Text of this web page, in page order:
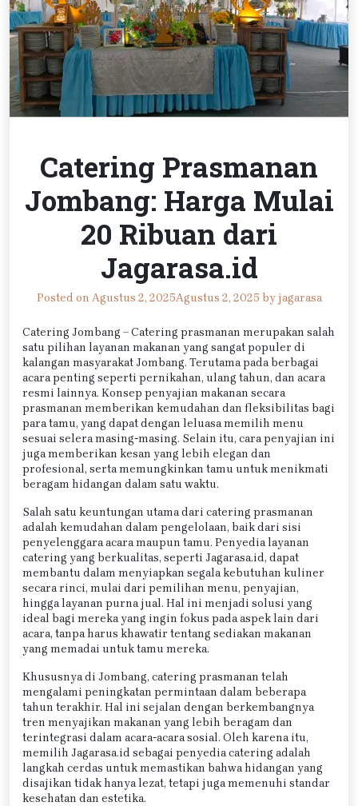
Catering Prasmanan
Jombang: Harga Mulai
20 Ribuan dari
Jagarasa.id
Posted on Agustus 2, 2025Agustus 2, 2025 by jagarasa
Catering Jombang – Catering prasmanan merupakan salah
satu pilihan layanan makanan yang sangat populer di
kalangan masyarakat Jombang. Terutama pada berbagai
acara penting seperti pernikahan, ulang tahun, dan acara
resmi lainnya. Konsep penyajian makanan secara
prasmanan memberikan kemudahan dan fleksibilitas bagi
para tamu, yang dapat dengan leluasa memilih menu
sesuai selera masing-masing. Selain itu, cara penyajian ini
juga memberikan kesan yang lebih elegan dan
profesional, serta memungkinkan tamu untuk menikmati
beragam hidangan dalam satu waktu.
Salah satu keuntungan utama dari catering prasmanan
adalah kemudahan dalam pengelolaan, baik dari sisi
penyelenggara acara maupun tamu. Penyedia layanan
catering yang berkualitas, seperti Jagarasa.id, dapat
membantu dalam menyiapkan segala kebutuhan kuliner
secara rinci, mulai dari pemilihan menu, penyajian,
hingga layanan purna jual. Hal ini menjadi solusi yang
ideal bagi mereka yang ingin fokus pada aspek lain dari
acara, tanpa harus khawatir tentang sediakan makanan
yang memadai untuk tamu mereka.
Khususnya di Jombang, catering prasmanan telah
mengalami peningkatan permintaan dalam beberapa
tahun terakhir. Hal ini sejalan dengan berkembangnya
tren menyajikan makanan yang lebih beragam dan
terintegrasi dalam acara-acara sosial. Oleh karena itu,
memilih Jagarasa.id sebagai penyedia catering adalah
langkah cerdas untuk memastikan bahwa hidangan yang
disajikan tidak hanya lezat, tetapi juga memenuhi standar
kesehatan dan estetika.